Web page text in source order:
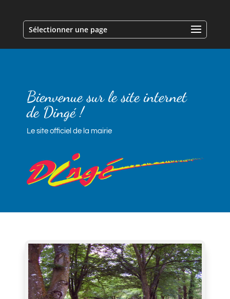
Sélectionner une page
Bienvenue sur le site internet
de Dingé !
Le site officiel de la mairie